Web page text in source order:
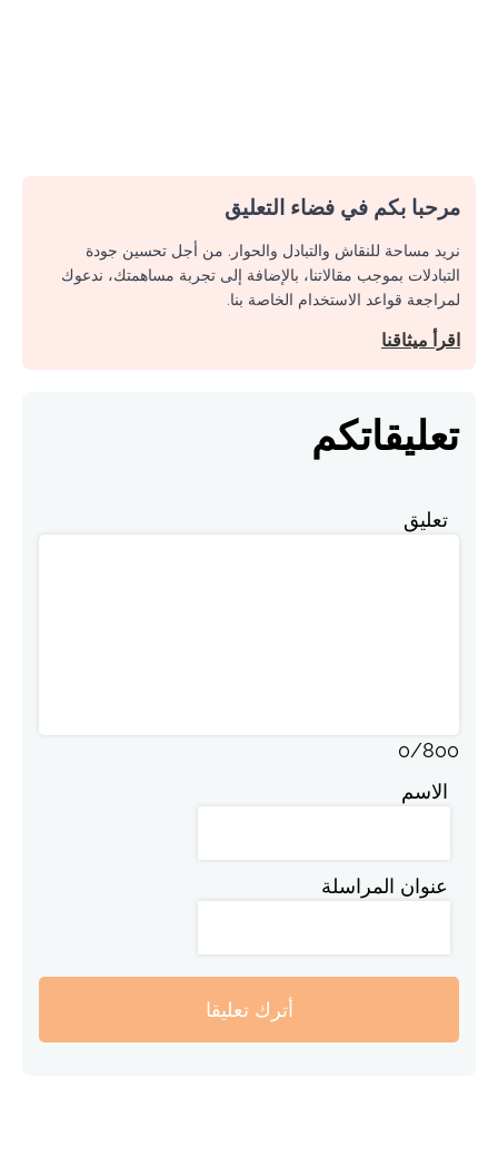
مرحبا بكم في فضاء التعليق
نريد مساحة للنقاش والتبادل والحوار. من أجل تحسين جودة
التبادلات بموجب مقالاتنا، بالإضافة إلى تجربة مساهمتك، ندعوك
لمراجعة قواعد الاستخدام الخاصة بنا.
اقرأ ميثاقنا
تعليقاتكم
تعليق
0/800
الاسم
عنوان المراسلة
أترك تعليقا